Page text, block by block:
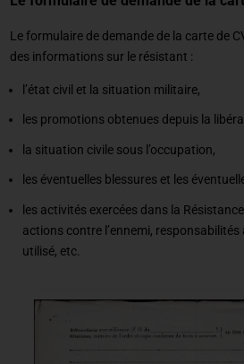
Le formulaire de demande de la carte de
des informations sur le résistant :
l’état civil et la situation militaire,
les promotions obtenues depuis la
la situation civile sous l’occupation,
les éventuelles blessures et les
les activités exercées dans la
actions contre l’ennemi,
utilisé, etc.